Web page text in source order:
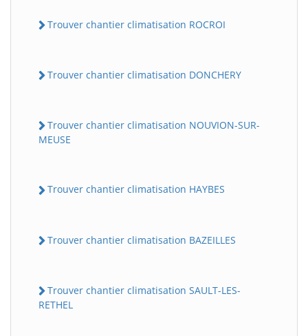
Trouver chantier climatisation ROCROI
Trouver chantier climatisation DONCHERY
Trouver chantier climatisation NOUVION-SUR-
MEUSE
Trouver chantier climatisation HAYBES
Trouver chantier climatisation BAZEILLES
Trouver chantier climatisation SAULT-LES-
RETHEL